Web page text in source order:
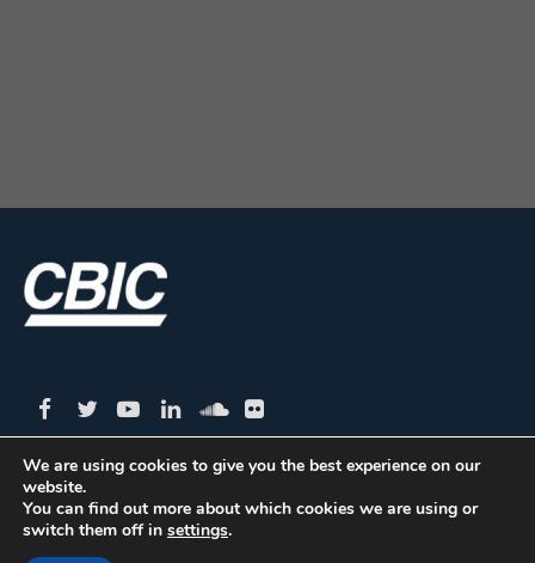
CBIC | SBN Quadra 01 – Bloco I – 4º Andar Edifício:
Armando Monteiro Neto - CEP 70.040-913 - Brasília/DF
We are using cookies to give you the best experience on our
website.
You can find out more about which cookies we are using or
switch them off in settings.